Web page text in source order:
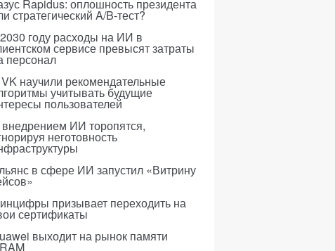
Rapidus: оплошность президента
стратегический A/B-тест?
году расходы на ИИ в
сервисе превысят затраты
персонал
научили рекомендательные
учитывать будущие
пользователей
ИИ торопятся,
неготовность
в сфере ИИ запустил «Витрину
призывает переходить на
сертификаты
выходит на рынок памяти